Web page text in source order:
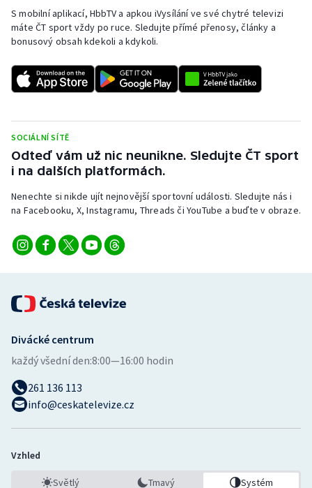
Ragby
Rychlobruslení
Rychlostní kanoistika
Short track
Sportovní střelba
Veslování
Ostatní
S mobilní aplikací, HbbTV a apkou iVysílání ve své chytré televizi
máte ČT sport vždy po ruce. Sledujte přímé přenosy, články a
bonusový obsah kdekoli a kdykoli.
SOCIÁLNÍ SÍTĚ
Odteď vám už nic neunikne. Sledujte ČT sport
i na dalších platformách.
Nenechte si nikde ujít nejnovější sportovní události. Sledujte nás i
na Facebooku, X, Instagramu, Threads či YouTube a buďte v obraze.
Divácké centrum
každý všední den:8:00—16:00 hodin
261 136 113
info@ceskatelevize.cz
Vzhled
Světlý Tmavý Systém